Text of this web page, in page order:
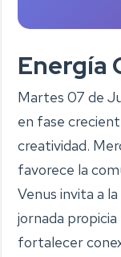
Energía
Martes 07 de
en fase
creatividad.
favorece la
Venus invita a
jornada
fortalecer